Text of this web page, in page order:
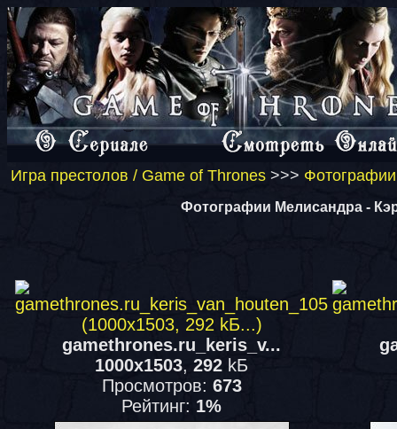
Игра престолов / Game of Thrones >>>
Фотографии Мелисандра -
gamethrones.ru_keris_v...
1000x1503, 292 kБ
Просмотров: 673
Рейтинг: 1%